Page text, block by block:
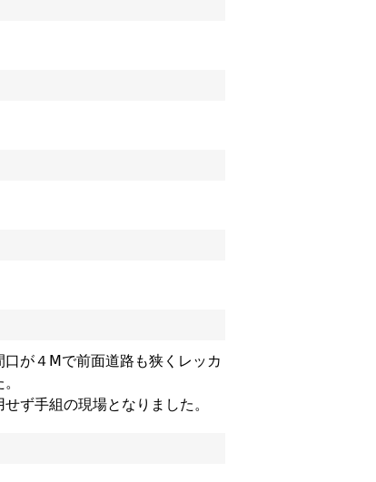
が４Ⅿで前面道路も狭くレッカ
ず手組の現場となりました。